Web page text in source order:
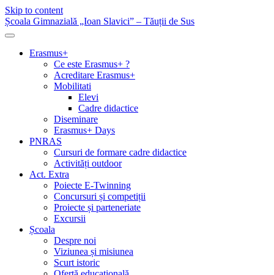
Skip to content
Școala Gimnazială „Ioan Slavici” – Tăuții de Sus
Erasmus+
Ce este Erasmus+ ?
Acreditare Erasmus+
Mobilitati
Elevi
Cadre didactice
Diseminare
Erasmus+ Days
PNRAS
Cursuri de formare cadre didactice
Activități outdoor
Act. Extra
Poiecte E-Twinning
Concursuri și competiții
Proiecte și parteneriate
Excursii
Școala
Despre noi
Viziunea și misiunea
Scurt istoric